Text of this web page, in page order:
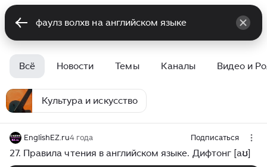
Всё Новости Темы Каналы Видео и
Культура и искусство
EnglishEZ.ru4 года Подписаться
27. Правила чтения в английском языке. Дифтонг [aʊ]